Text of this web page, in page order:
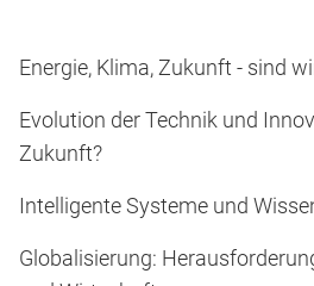
Energie, Klima, Zukunft - sind
Evolution der Technik und
Zukunft?
Intelligente Systeme und
Globalisierung: